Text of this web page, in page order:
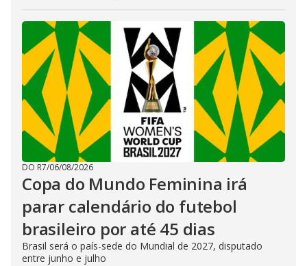
DO R7/06/08/2026
Copa do Mundo Feminina irá
parar calendário do futebol
brasileiro por até 45 dias
Brasil será o país-sede do Mundial de 2027, disputado
entre junho e julho